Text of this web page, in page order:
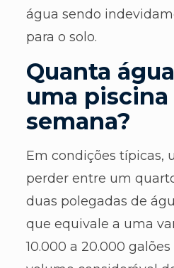
água sendo
para o solo.
Quanta
uma
semana?
Em condições típicas,
perder entre um
duas polegadas de
que equivale a uma
10.000 a 20.000